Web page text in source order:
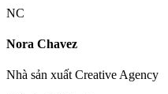
NC
Nora Chavez
Nhà sản xuất Creative Agency